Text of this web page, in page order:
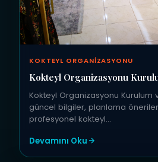
KOKTEYL ORGANIZASYONU
Kokteyl Organizasyonu
Kokteyl Organizasyonu Kurulum
güncel bilgiler, planlama
profesyonel kokteyl…
Devamını Oku